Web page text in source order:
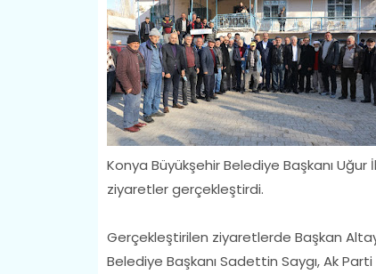
Konya Büyükşehir Belediye Başkanı
ziyaretler gerçekleştirdi.
Gerçekleştirilen ziyaretlerde Başkan
Belediye Başkanı Sadettin Saygı, Ak